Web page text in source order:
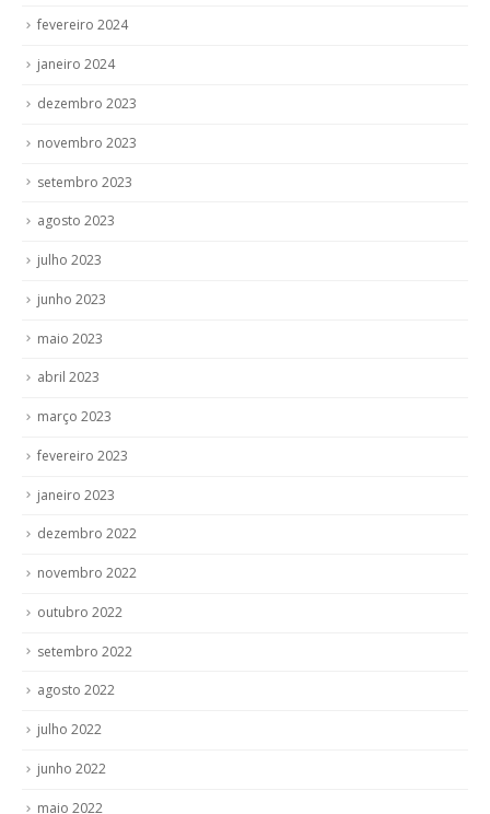
fevereiro 2024
janeiro 2024
dezembro 2023
novembro 2023
setembro 2023
agosto 2023
julho 2023
junho 2023
maio 2023
abril 2023
março 2023
fevereiro 2023
janeiro 2023
dezembro 2022
novembro 2022
outubro 2022
setembro 2022
agosto 2022
julho 2022
junho 2022
maio 2022